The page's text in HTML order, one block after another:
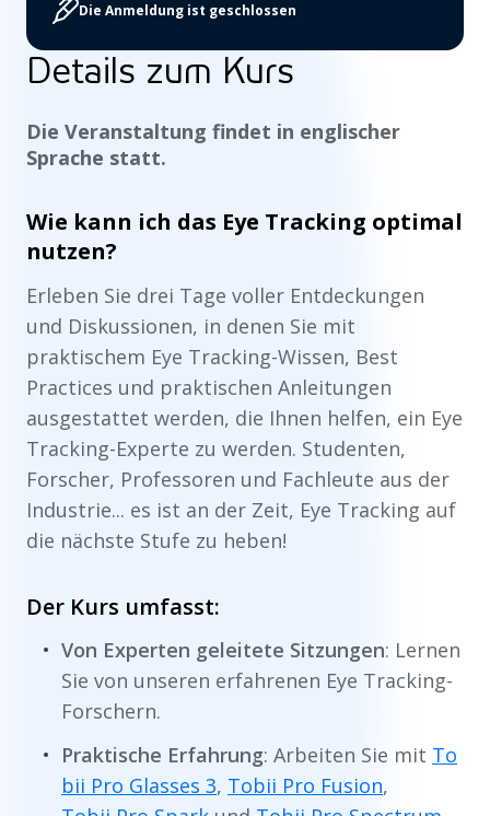
Die Anmeldung ist geschlossen
Details zum Kurs
Die Veranstaltung findet in englischer
Sprache statt.
Wie kann ich das Eye Tracking optimal
nutzen?
Erleben Sie drei Tage voller Entdeckungen
und Diskussionen, in denen Sie mit
praktischem Eye Tracking-Wissen, Best
Practices und praktischen Anleitungen
ausgestattet werden, die Ihnen helfen, ein Eye
Tracking-Experte zu werden. Studenten,
Forscher, Professoren und Fachleute aus der
Industrie... es ist an der Zeit, Eye Tracking auf
die nächste Stufe zu heben!
Der Kurs umfasst:
Von Experten geleitete Sitzungen: Lernen
Sie von unseren erfahrenen Eye Tracking-
Forschern.
Praktische Erfahrung: Arbeiten Sie mit To
bii Pro Glasses 3, Tobii Pro Fusion,